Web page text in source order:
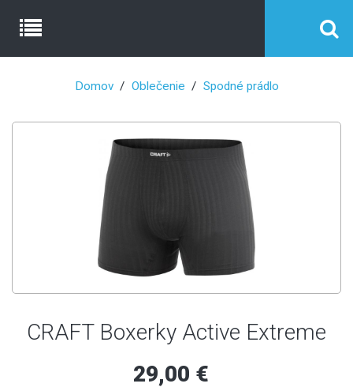
Domov Oblečenie Spodné prádlo
CRAFT Boxerky Active Extreme
29,00 €